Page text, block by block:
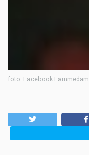
foto: Facebook Lammedam